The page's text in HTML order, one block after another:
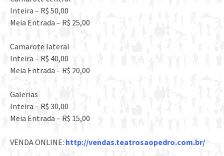
Inteira – R$ 50,00
Meia Entrada – R$ 25,00
Camarote lateral
Inteira – R$ 40,00
Meia Entrada – R$ 20,00
Galerias
Inteira – R$ 30,00
Meia Entrada – R$ 15,00
VENDA ONLINE: http://vendas.teatrosaopedro.com.br/